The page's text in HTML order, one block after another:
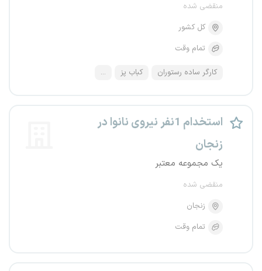
منقضی شده
کل کشور
تمام وقت
کارگر ساده رستوران کباب پز ...
استخدام 1نفر نیروی نانوا در
زنجان
یک مجموعه معتبر
منقضی شده
زنجان
تمام وقت